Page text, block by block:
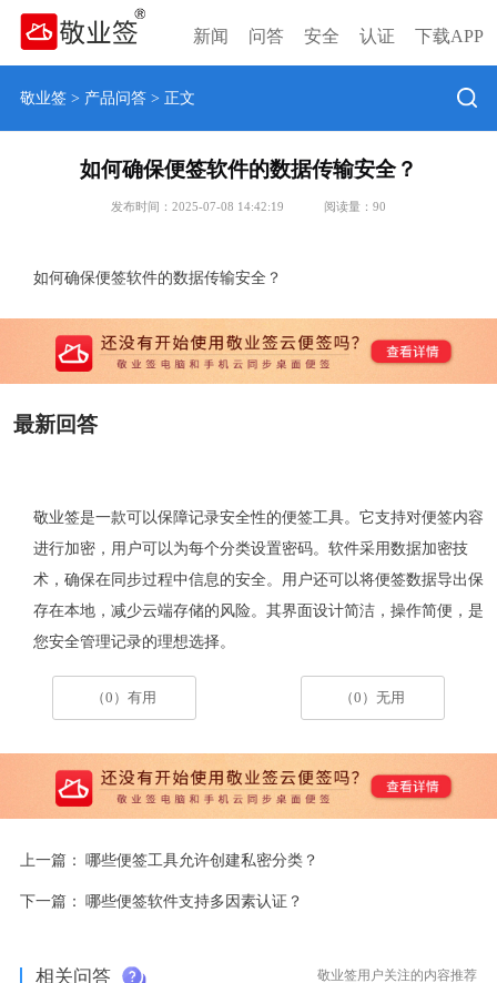
新闻 问答 安全 认证 下载APP
敬业签> 产品问答> 正文
如何确保便签软件的数据传输安全？
发布时间：2025-07-08 14:42:19 阅读量： 90
如何确保便签软件的数据传输安全？
最新回答
敬业签是一款可以保障记录安全性的便签工具。它支持对便签内容
进行加密，用户可以为每个分类设置密码。软件采用数据加密技
术，确保在同步过程中信息的安全。用户还可以将便签数据导出保
存在本地，减少云端存储的风险。其界面设计简洁，操作简便，是
您安全管理记录的理想选择。
（0）有用 （0）无用
上一篇： 哪些便签工具允许创建私密分类？
下一篇： 哪些便签软件支持多因素认证？
相关问答 敬业签用户关注的内容推荐